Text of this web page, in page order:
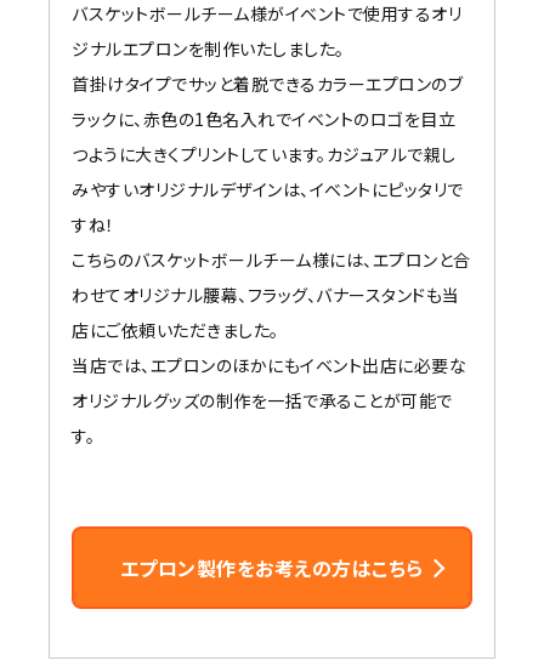
バスケットボールチーム様がイベントで使用するオリ
ジナルエプロンを制作いたしました。
首掛けタイプでサッと着脱できるカラーエプロンのブ
ラックに、赤色の1色名入れでイベントのロゴを目立
つように大きくプリントしています。カジュアルで親し
みやすいオリジナルデザインは、イベントにピッタリで
すね！
こちらのバスケットボールチーム様には、エプロンと合
わせてオリジナル腰幕、フラッグ、バナースタンドも当
店にご依頼いただきました。
当店では、エプロンのほかにもイベント出店に必要な
オリジナルグッズの制作を一括で承ることが可能で
す。
エプロン製作をお考えの方はこちら